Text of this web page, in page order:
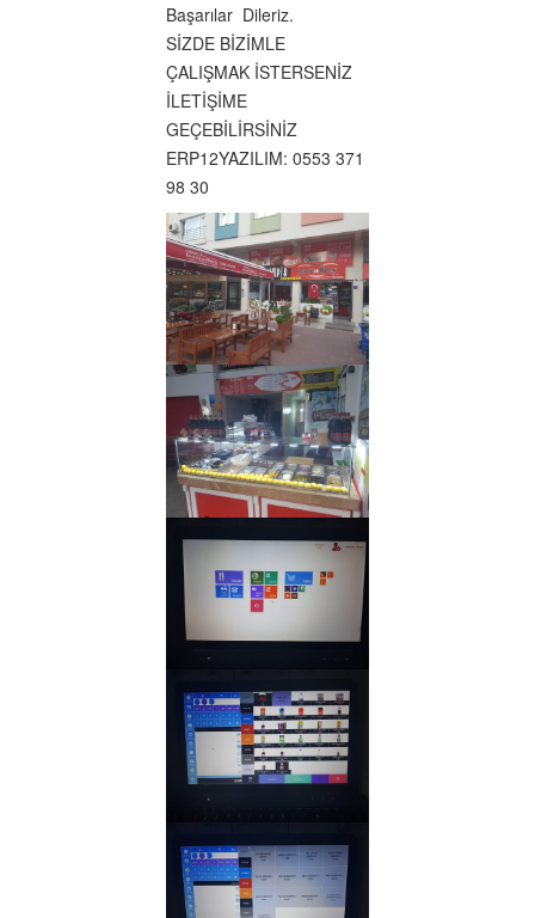
Başarılar Dileriz.
SİZDE BİZİMLE
ÇALIŞMAK İSTERSENİZ
İLETİŞİME
GEÇEBİLİRSİNİZ
ERP12YAZILIM: 0553 371
98 30